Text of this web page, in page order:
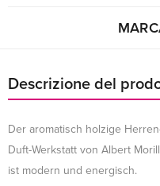
Descrizione del
Der aromatisch holzige
Duft-Werkstatt von Albert
ist modern und energisch.